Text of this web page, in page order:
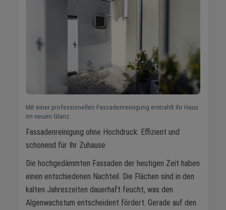
Mit einer professionellen Fassadenreinigung erstrahlt Ihr Haus
im neuen Glanz
Fassadenreinigung ohne Hochdruck: Effizient und
schonend für Ihr Zuhause
Die hochgedämmten Fassaden der heutigen Zeit haben
einen entschiedenen Nachteil. Die Flächen sind in den
kalten Jahreszeiten dauerhaft feucht, was den
Algenwachstum entscheident fördert. Gerade auf den